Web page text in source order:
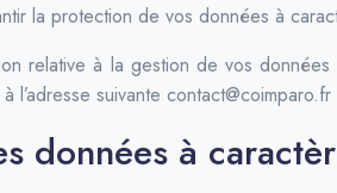
la protection de vos données à
relative à la gestion de vos
l’adresse suivante contact@coimparo.fr
données à